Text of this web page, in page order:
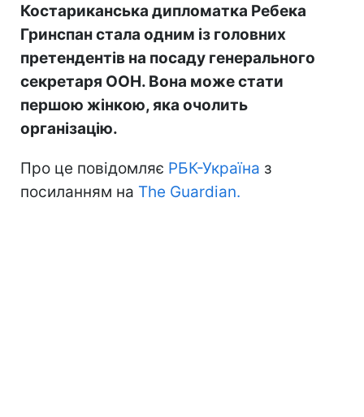
Костариканська дипломатка Ребека
Гринспан стала одним із головних
претендентів на посаду генерального
секретаря ООН. Вона може стати
першою жінкою, яка очолить
організацію.
Про це повідомляє РБК-Україна з
посиланням на The Guardian.